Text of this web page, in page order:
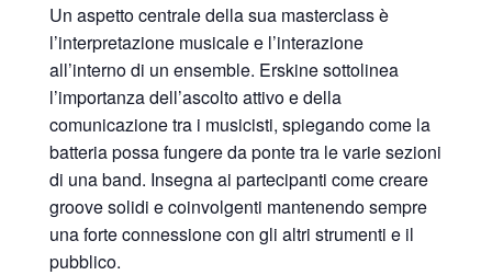
Un aspetto centrale della sua masterclass è
l’interpretazione musicale e l’interazione
all’interno di un ensemble. Erskine sottolinea
l’importanza dell’ascolto attivo e della
comunicazione tra i musicisti, spiegando come la
batteria possa fungere da ponte tra le varie sezioni
di una band. Insegna ai partecipanti come creare
groove solidi e coinvolgenti mantenendo sempre
una forte connessione con gli altri strumenti e il
pubblico.